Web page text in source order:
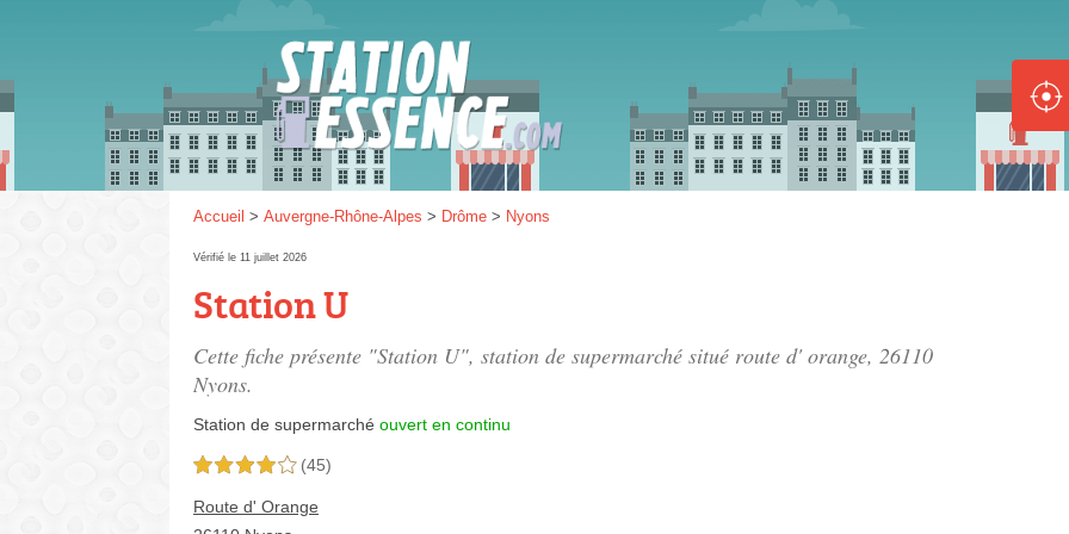
Accueil > Auvergne-Rhône-Alpes > Drôme > Nyons
Vérifié le 11 juillet 2026
Station U
Cette fiche présente "Station U", station de supermarché situé route d' orange, 26110
Nyons.
Station de supermarché ouvert en continu
4,0 étoiles sur 5 (45)
Route d' Orange
Gazole :
Disponible Épuisé
SP 98 :
Disponible Épuisé